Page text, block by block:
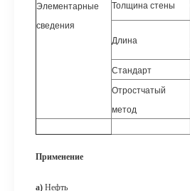
Элементарные
сведения
Толщина стены
Длина
Стандарт
Отростчатый
метод
Применение
a) Нефть